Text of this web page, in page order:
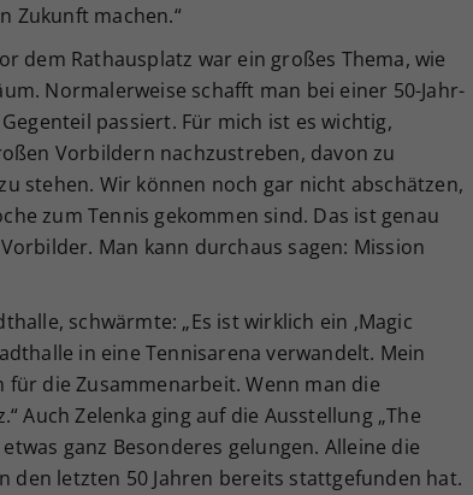
Zukunft machen.“
dem Rathausplatz war ein großes Thema, wie
Normalerweise schafft man bei einer 50-Jahr-
passiert. Für mich ist es wichtig,
Vorbildern nachzustreben, davon zu
stehen. Wir können noch gar nicht abschätzen,
zum Tennis gekommen sind. Das ist genau
Man kann durchaus sagen: Mission
schwärmte: „Es ist wirklich ein ‚Magic
in eine Tennisarena verwandelt. Mein
für die Zusammenarbeit. Wenn man die
Auch Zelenka ging auf die Ausstellung „The
ganz Besonderes gelungen. Alleine die
den letzten 50 Jahren bereits stattgefunden hat.